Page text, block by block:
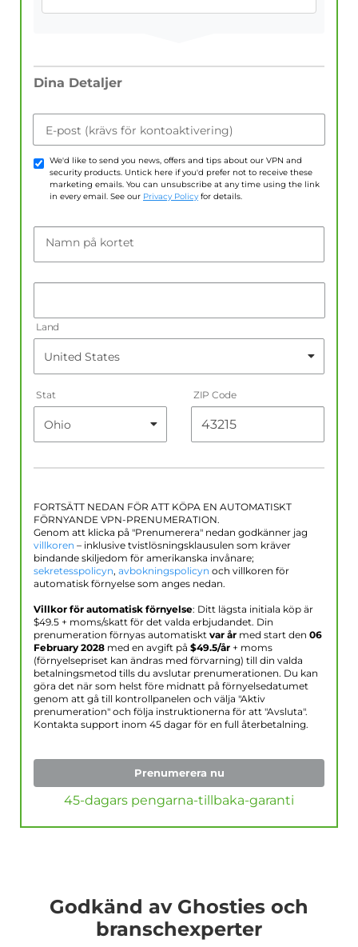
Dina Detaljer
E-post (krävs för kontoaktivering)
We'd like to send you news, offers and tips about our VPN and
security products. Untick here if you'd prefer not to receive these
marketing emails. You can unsubscribe at any time using the link
in every email. See our Privacy Policy for details.
Namn på kortet
Land
Stat ZIP Code
FORTSÄTT NEDAN FÖR ATT KÖPA EN AUTOMATISKT
FÖRNYANDE VPN-PRENUMERATION.
Genom att klicka på "Prenumerera" nedan godkänner jag
villkoren – inklusive tvistlösningsklausulen som kräver
bindande skiljedom för amerikanska invånare;
sekretesspolicyn, avbokningspolicyn och villkoren för
automatisk förnyelse som anges nedan.
Villkor för automatisk förnyelse: Ditt lägsta initiala köp är
$49.5 + moms/skatt för det valda erbjudandet. Din
prenumeration förnyas automatiskt var år med start den 06
February 2028 med en avgift på $49.5/år + moms
(förnyelsepriset kan ändras med förvarning) till din valda
betalningsmetod tills du avslutar prenumerationen. Du kan
göra det när som helst före midnatt på förnyelsedatumet
genom att gå till kontrollpanelen och välja "Aktiv
prenumeration" och följa instruktionerna för att "Avsluta".
Kontakta support inom 45 dagar för en full återbetalning.
Prenumerera nu
45-dagars pengarna-tillbaka-garanti
Godkänd av Ghosties och
branschexperter